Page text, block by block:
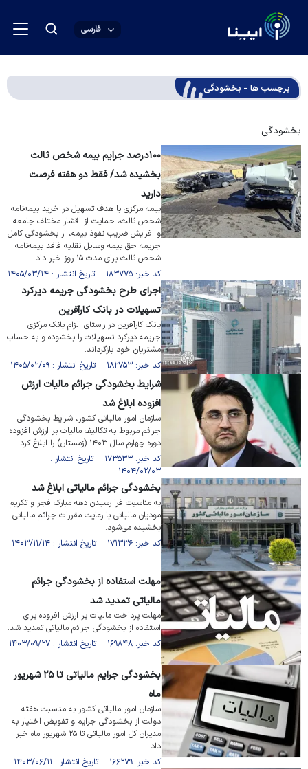
فارسی
برچسب ها - بخشودگی
بخشودگی
۱۰۰درصد جرایم بیمه شخص ثالث
بخشیده شد/ فقط دو هفته فرصت
دارید
بیمه مرکزی با هدف تسهیل در خرید بیمه‌نامه
شخص ثالث، حمایت از اقشار مختلف جامعه
و افزایش ضریب نفوذ بیمه، از بخشودگی کامل
جریمه حق بیمه وسایل نقلیه فاقد بیمه‌نامه
شخص ثالث برای مدت ۱۵ روز خبر داد.
کد خبر: ۱۸۳۷۷۵ تاریخ انتشار : ۱۴۰۵/۰۳/۱۴
اجرای طرح بخشودگی جریمه دیرکرد
تسهیلات در بانک کارآفرین
بانک کارآفرین در راستای الزام بانک مرکزی
جریمه دیرکرد تسهیلات را بخشوده و به حساب
مشتریان خود بازگرداند.
کد خبر: ۱۸۲۷۵۳ تاریخ انتشار : ۱۴۰۵/۰۲/۰۹
شرایط بخشودگی جرائم مالیات ارزش
افزوده ابلاغ شد
سازمان امور مالیاتی کشور، شرایط بخشودگی
جرائم مربوط به تکالیف مالیات بر ارزش افزوده
دوره چهارم سال ۱۴۰۳ (زمستان) را ابلاغ کرد.
کد خبر: ۱۷۳۵۳۳ تاریخ انتشار :
۱۴۰۴/۰۲/۰۳
بخشودگی جرائم مالیاتی ابلاغ شد
به مناسبت فرا رسیدن دهه مبارک فجر و تکریم
مودیان مالیاتی با رعایت مقررات جرائم مالیاتی
بخشیده می‌شود.
کد خبر: ۱۷۱۳۳۶ تاریخ انتشار : ۱۴۰۳/۱۱/۱۴
مهلت استفاده از بخشودگی جرائم
مالیاتی تمدید شد
مهلت پرداخت مالیات بر ارزش افزوده برای
استفاده از بخشودگی جرائم مالیاتی تمدید شد.
کد خبر: ۱۶۹۸۴۸ تاریخ انتشار : ۱۴۰۳/۰۹/۲۷
بخشودگی جرایم مالیاتی تا ۲۵ شهریور
ماه
سازمان امور مالیاتی کشور به مناسبت هفته
دولت از بخشودگی جرایم و تفویض اختیار به
مدیران کل امور مالیاتی تا ۲۵ شهریور ماه خبر
داد.
کد خبر: ۱۶۶۲۷۹ تاریخ انتشار : ۱۴۰۳/۰۶/۱۱